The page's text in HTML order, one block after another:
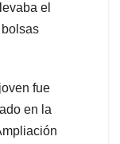
el
fue
en la